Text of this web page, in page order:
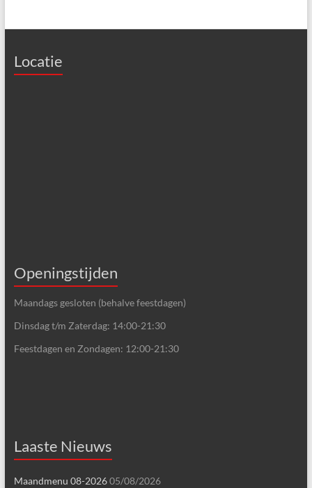
Locatie
Openingstijden
Maandags gesloten (behalve feestdagen)
Dinsdag t/m Zaterdag: 14:00-21:30
Feestdagen en Zondagen: 12:00-21:30
Laaste Nieuws
Maandmenu 08-202605/08/2026